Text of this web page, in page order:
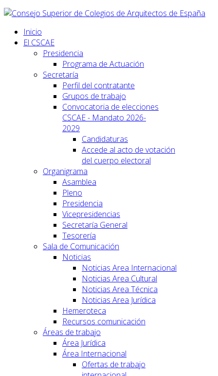
Inicio
El CSCAE
Presidencia
Programa de Actuación
Secretaría
Perfil del contratante
Grupos de trabajo
Convocatoria de elecciones
CSCAE - Mandato 2026-
2029
Candidaturas
Accede al acto de votación
del cuerpo electoral
Organigrama
Asamblea
Pleno
Presidencia
Vicepresidencias
Secretaría General
Tesorería
Sala de Comunicación
Noticias
Noticias Area Internacional
Noticias Area Cultural
Noticias Area Técnica
Noticias Area Jurídica
Hemeroteca
Recursos comunicación
Áreas de trabajo
Área Jurídica
Área Internacional
Ofertas de trabajo